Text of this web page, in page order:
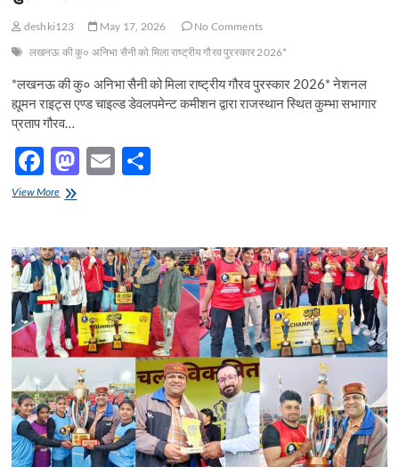
से
सम्मानित”
deshki123 May 17, 2026
No Comments
लखनऊ की कु० अनिभा सैनी को मिला राष्ट्रीय गौरव पुरस्कार 2026*
*लखनऊ की कु० अनिभा सैनी को मिला राष्ट्रीय गौरव पुरस्कार 2026* नेशनल
ह्यूमन राइट्स एण्ड चाइल्ड डेवलपमेन्ट कमीशन द्वारा राजस्थान स्थित कुम्भा सभागार
प्रताप गौरव…
F
ac
b
o
o
k
M
d
o
n
E
e
View Moreलखनऊ
सैनी
को
मिला
राष्ट्रीय
गौरव
पुरस्कार
2026